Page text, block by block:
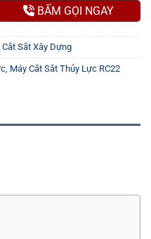
BẤM GỌI NGAY
Cắt Sắt Xây Dựng
, Máy Cắt Sắt Thủy Lực RC22